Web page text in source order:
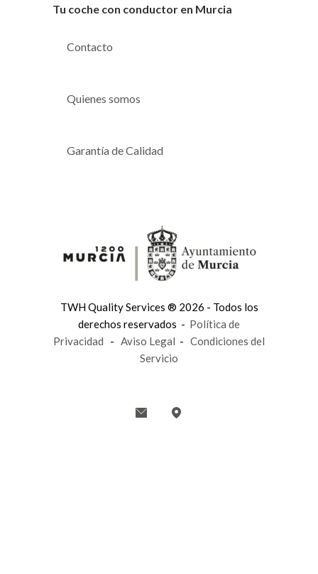
Tu coche con conductor en Murcia
Contacto
Quienes somos
Garantía de Calidad
TWH Quality Services ® 2026 - Todos los
derechos reservados - Política de
Privacidad - Aviso Legal - Condiciones del
Servicio